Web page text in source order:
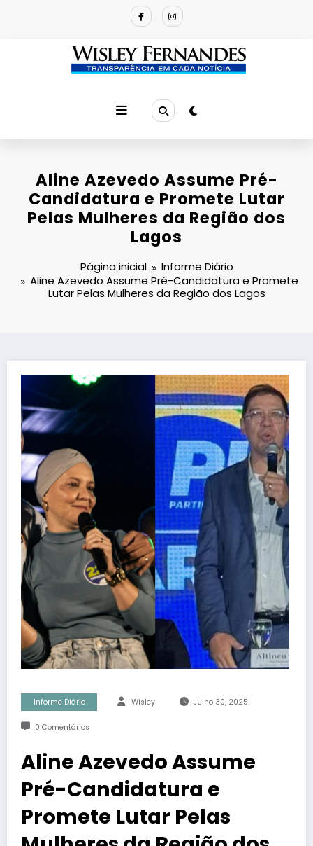
Aline Azevedo Assume Pré-
Candidatura e Promete Lutar
Pelas Mulheres da Região dos
Lagos
Página inicial
Informe Diário
Aline Azevedo Assume Pré-Candidatura e Promete
Lutar Pelas Mulheres da Região dos Lagos
Informe Diário Wisley Julho 30, 2025
0 Comentários
Aline Azevedo Assume
Pré-Candidatura e
Promete Lutar Pelas